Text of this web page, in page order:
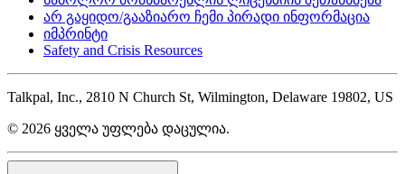
არ გაყიდო/გააზიარო ჩემი პირადი ინფორმაცია
იმპრინტი
Safety and Crisis Resources
Talkpal, Inc., 2810 N Church St, Wilmington, Delaware 19802, US
© 2026 ყველა უფლება დაცულია.